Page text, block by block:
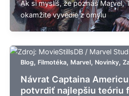
Ak si myslíš, že poznáš Marvel,
okamžite vyvedie z omylu
Blog, Filmotéka, Marvel, Novinky,
Návrat Captaina
potvrdiť najlepšiu teóriu